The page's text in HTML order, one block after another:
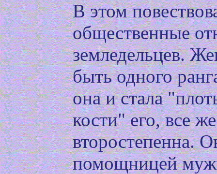
В этом
общественные
земледельцев.
быть одного
она и стала
кости" его, все
второстепенна.
помощницей